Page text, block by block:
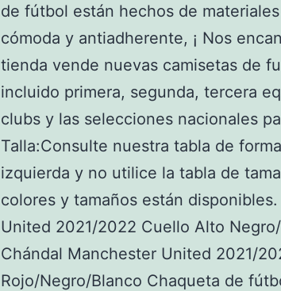
de fútbol están hechos de
cómoda y antiadherente, ¡ Nos
tienda vende nuevas camisetas de
incluido primera, segunda, tercera
clubs y las selecciones nacionales
Talla:Consulte nuestra tabla de
izquierda y no utilice la tabla de
colores y tamaños están
United 2021/2022 Cuello Alto
Chándal Manchester United 2021/
Rojo/Negro/Blanco Chaqueta de